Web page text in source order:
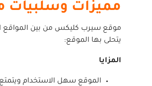
مميزات
موقع سيرب كليكس من بين المواقع
يتحلى بها الموقع:
المزايا
الموقع سهل الاستخدام